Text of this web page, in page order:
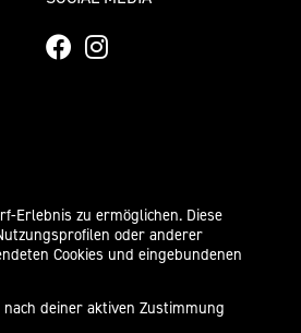
Erlebnis zu ermöglichen. Diese
oder anderer
Cookies und eingebundenen
deiner aktiven Zustimmung